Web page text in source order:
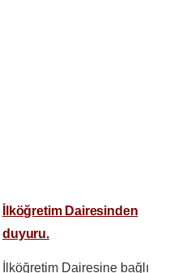
İlköğretim Dairesinden
duyuru.
İlköğretim Dairesine bağlı